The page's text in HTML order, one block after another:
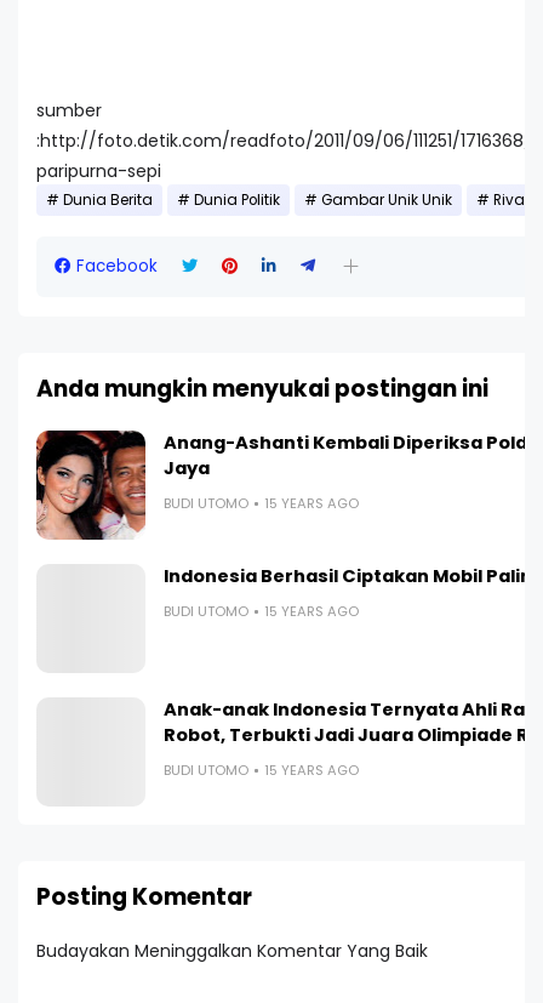
sumber
:http://foto.detik.com/readfoto/2011/09/06/111251/1716368/
paripurna-sepi
Dunia Berita Dunia Politik Gambar Unik Unik Riva
Facebook
Anda mungkin menyukai postingan ini
Anang-Ashanti Kembali Diperiksa
Jaya
BUDI UTOMO 15 YEARS AGO
Indonesia Berhasil Ciptakan Mobil
BUDI UTOMO 15 YEARS AGO
Anak-anak Indonesia Ternyata Ahli
Robot, Terbukti Jadi Juara Olimpiade
BUDI UTOMO 15 YEARS AGO
Posting Komentar
Budayakan Meninggalkan Komentar Yang Baik